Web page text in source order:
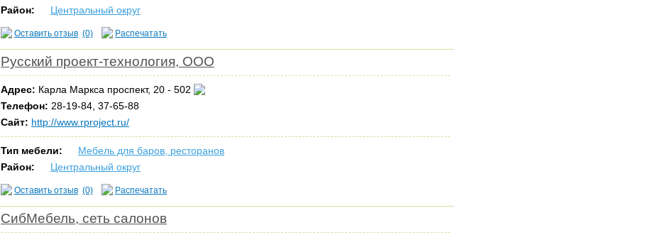
Район:
Центральный округ
Оставить отзыв (0) Распечатать
Русский проект-технология, ООО
Адрес: Карла Маркса проспект, 20 - 502
Телефон: 28-19-84, 37-65-88
Сайт: http://www.rproject.ru/
Тип мебели:
Мебель для баров, ресторанов
Район:
Центральный округ
Оставить отзыв (0) Распечатать
СибМебель, сеть салонов